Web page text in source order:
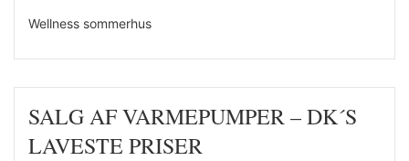
Wellness sommerhus
SALG AF VARMEPUMPER – DK´S
LAVESTE PRISER